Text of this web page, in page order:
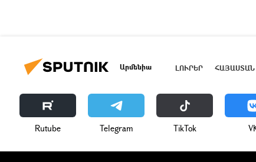
Արմենիա ԼՈՒՐԵՐ ՀԱՅԱՍՏԱՆ
Rutube Telegram ТikТоk